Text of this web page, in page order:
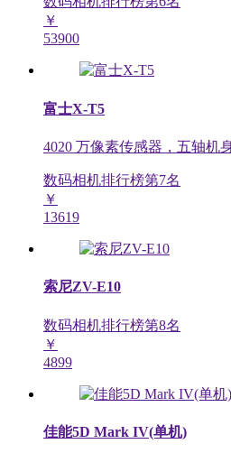
￥
53900
富士X-T5
4020 万像素传感器，五轴机
数码相机排行榜第7名
￥
13619
索尼ZV-E10
数码相机排行榜第8名
￥
4899
佳能5D Mark IV(单机)